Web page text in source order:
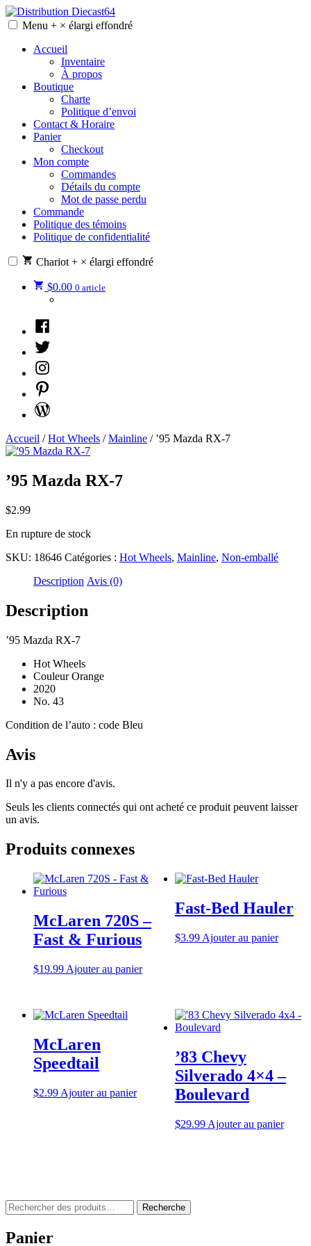
Skip
to
Distribution Diecast64
Une passion, un mode de vie.
Menu + × élargi effondré
Accueil
Inventaire
À propos
Boutique
Charte
Politique d’envoi
Contact & Horaire
Panier
Checkout
Mon compte
Commandes
Détails du compte
Mot de passe perdu
Commande
Politique des témoins
Politique de confidentialité
Chariot + × élargi effondré
$0.00 0 article
Facebook
Twitter
Instagram
Pinterest
WordPress
Accueil /Hot Wheels /Mainline / ’95 Mazda RX-7
’95 Mazda RX-7
$2.99
En rupture de stock
SKU: 18646 Catégories : Hot Wheels, Mainline, Non-emballé
Description Avis (0)
Description
’95 Mazda RX-7
Hot Wheels
Couleur Orange
2020
No. 43
Condition de l’auto : code Bleu
Avis
Il n'y a pas encore d'avis.
Seuls les clients connectés qui ont acheté ce produit peuvent laisser
un avis.
Produits connexes
McLaren 720S –
Fast & Furious
$19.99 Ajouter au panier
Fast-Bed Hauler
$3.99 Ajouter au panier
McLaren
Speedtail
$2.99 Ajouter au panier
’83 Chevy
Silverado 4×4 –
Boulevard
$29.99 Ajouter au panier
Rechercher
:
Recherche
Panier